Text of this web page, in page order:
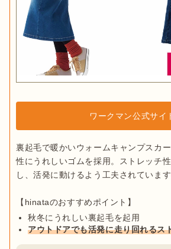
ワークマン公式サイ
裏起毛で暖かいウォームキャンプスカ
性にうれしいゴムを採用。ストレッチ
し、活発に動けるよう工夫されています
秋冬にうれしい裏起毛を起用
アウトドアでも活発に走り回れるス